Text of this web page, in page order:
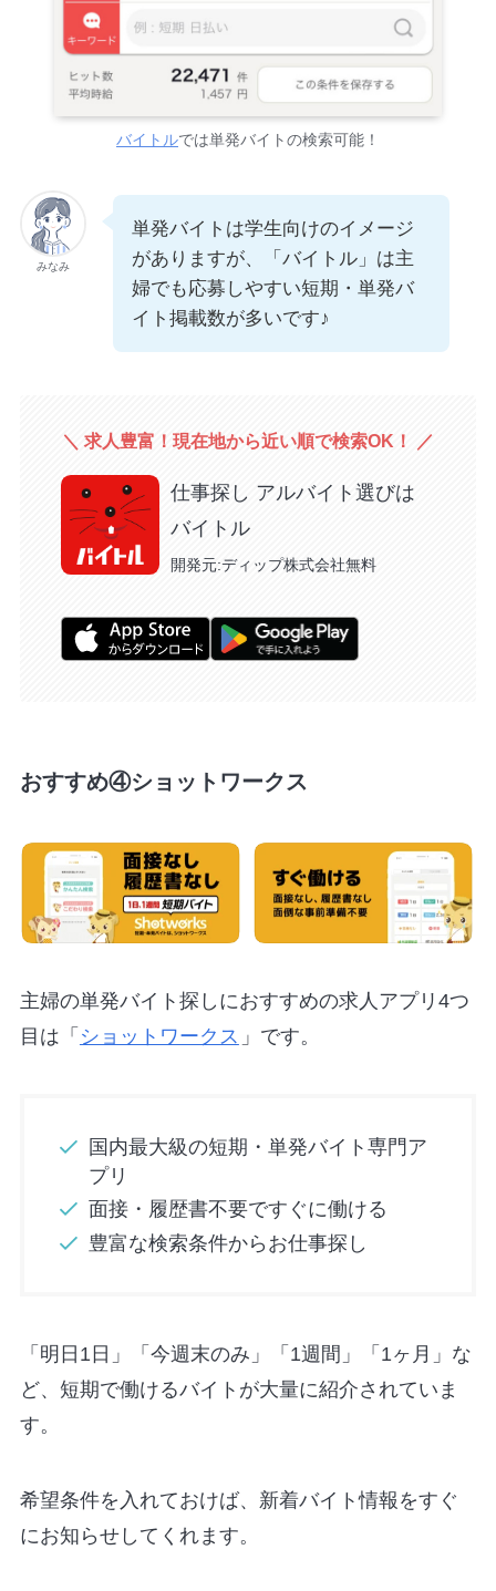
バイトルでは単発バイトの検索可能！
みなみ
単発バイトは学生向けのイメージ
がありますが、「バイトル」は主
婦でも応募しやすい短期・単発バ
イト掲載数が多いです♪
＼ 求人豊富！現在地から近い順で検索OK！ ／
仕事探し アルバイト選びは
バイトル
開発元:ディップ株式会社無料
おすすめ④ショットワークス
主婦の単発バイト探しにおすすめの求人アプリ4つ
目は「 ショットワークス 」です。
国内最大級の短期・単発バイト専門ア
プリ
面接・履歴書不要ですぐに働ける
豊富な検索条件からお仕事探し
「明日1日」「今週末のみ」「1週間」「1ヶ月」な
ど、短期で働けるバイトが大量に紹介されていま
す。
希望条件を入れておけば、新着バイト情報をすぐ
にお知らせしてくれます。